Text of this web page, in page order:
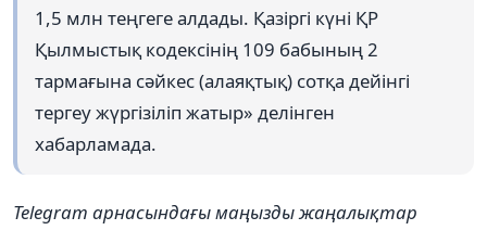
1,5 млн теңгеге алдады. Қазіргі күні ҚР
Қылмыстық кодексінің 109 бабының 2
тармағына сәйкес (алаяқтық) сотқа дейінгі
тергеу жүргізіліп жатыр» делінген
хабарламада.
Telegram арнасындағы маңызды жаңалықтар